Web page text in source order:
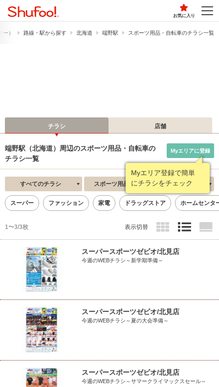
お気に入り
） 路線・駅から探す 北海道 端野駅 スポーツ用品・自転車のチラシ一覧
チラシ 店舗
端野駅（北海道）周辺のスポーツ用品・自転車の
チラシ一覧
Myエリア登録で簡単
にチラシをチェック
Myエリアに登録
すべてのチラシ スポーツ用品・自転車 新着順
スーパー ファッション 家電 ドラッグストア ホームセンタ
1〜3/3枚 表示切替
スーパースポーツゼビオ/北見店
今週のWEBチラシ～新学期準備～
スーパースポーツゼビオ/北見店
今週のWEBチラシ～夏の大会準備～
スーパースポーツゼビオ/北見店
今週のWEBチラシ～サマークライマックスセール～